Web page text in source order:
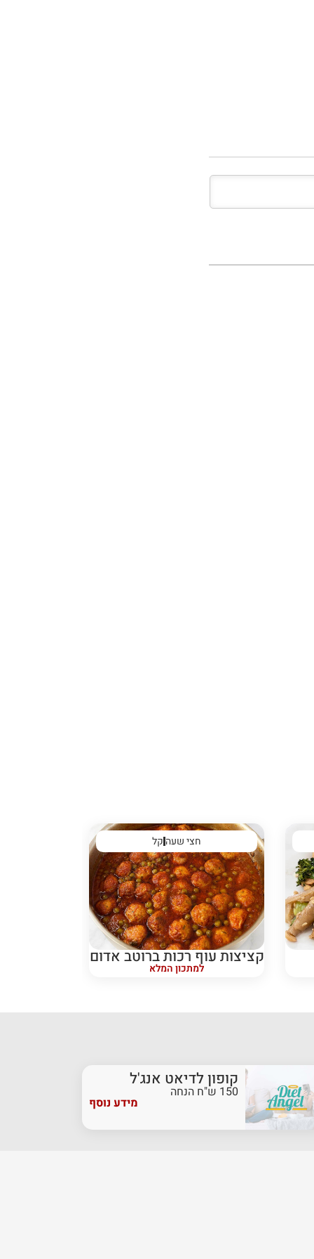
חצי שעה קל
קציצות עוף רכות ברוטב אדום
למתכון המלא
קופון לדיאט אנג'ל
150 ש"ח הנחה
מידע נוסף